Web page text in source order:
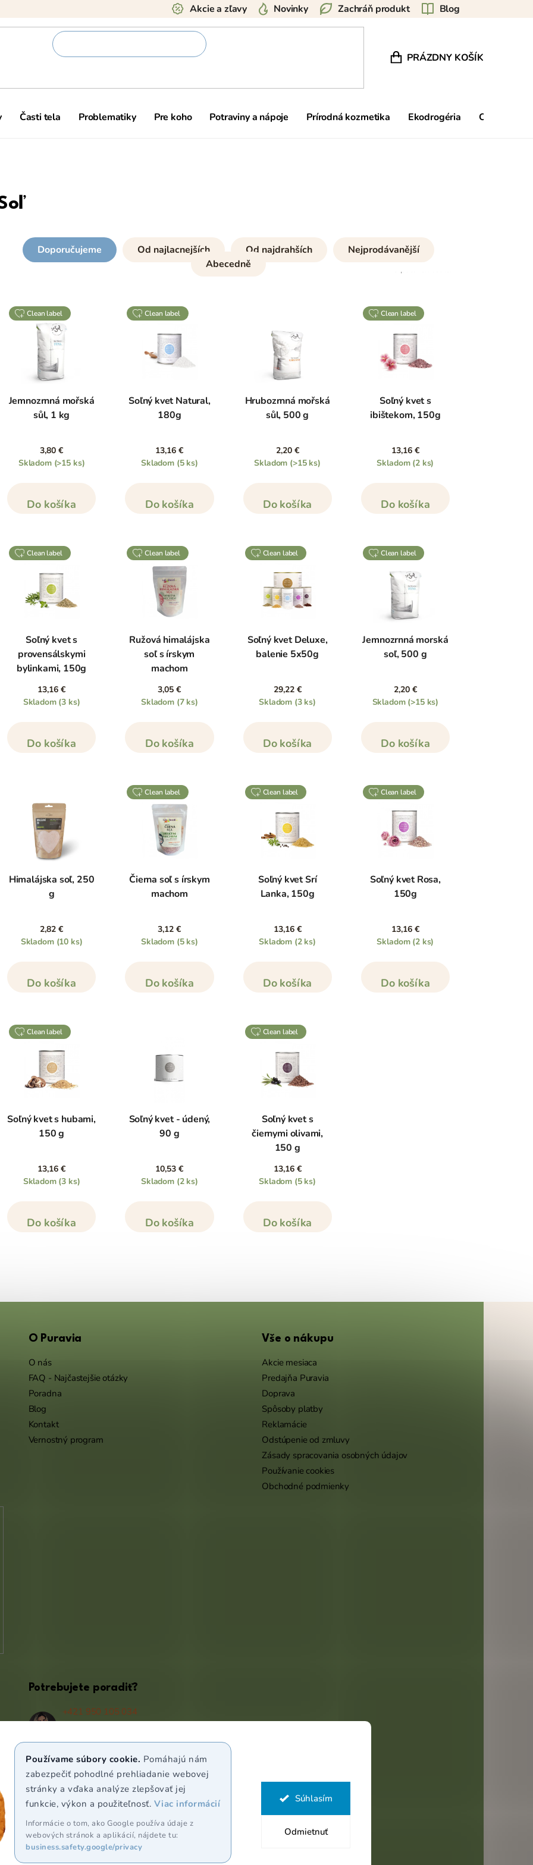
Používame súbory cookie. Pomáhajú nám
zabezpečiť pohodlné prehliadanie webovej
stránky a vďaka analýze zlepšovať jej
funkcie, výkon a použiteľnosť. Viac informácií
Informácie o tom, ako Google používa údaje z
webových stránok a aplikácií, nájdete tu:
business.safety.google/privacy
Odmietnuť
Súhlasím
Blog
Zachráň produkt
Novinky
Akcie a zľavy
NÁKUPNÝ KOŠÍK
PRÁZDNY KOŠÍK
Časti tela Problematiky Pre koho Potraviny a nápoje Prírodná kozmetika Ekodrogéria Ostatné
Doporučujeme Od najlacnejších Od najdrahších
Nejprodávanější
Abecedně
clean label
Jemnozrnná mořská
sůl, 1 kg
3,80 €
Skladom (>15 ks)
Do košíka
clean label
Soľný kvet Natural,
180g
13,16 €
Skladom (5 ks)
Do košíka
Hrubozrnná mořská
sůl, 500 g
2,20 €
Skladom (>15 ks)
Do košíka
clean label
Soľný kvet s
ibištekom, 150g
13,16 €
Skladom (2 ks)
Do košíka
clean label
Soľný kvet s
provensálskymi
bylinkami, 150g
13,16 €
Skladom (3 ks)
Do košíka
clean label
Ružová himalájska
soľ s írskym
machom
3,05 €
Skladom (7 ks)
Do košíka
clean label
Soľný kvet Deluxe,
balenie 5x50g
29,22 €
Skladom (3 ks)
Do košíka
clean label
Jemnozrnná morská
soľ, 500 g
2,20 €
Skladom (>15 ks)
Do košíka
Himalájska soľ, 250
g
2,82 €
Skladom (10 ks)
Do košíka
clean label
Čierna soľ s írskym
machom
3,12 €
Skladom (5 ks)
Do košíka
clean label
Soľný kvet Srí
Lanka, 150g
13,16 €
Skladom (2 ks)
Do košíka
clean label
Soľný kvet Rosa,
150g
13,16 €
Skladom (2 ks)
Do košíka
clean label
Soľný kvet s hubami,
150 g
13,16 €
Skladom (3 ks)
Do košíka
Soľný kvet - údený,
90 g
10,53 €
Skladom (2 ks)
Do košíka
clean label
Soľný kvet s
čiernymi olivami,
150 g
13,16 €
Skladom (5 ks)
Do košíka
O Puravia
O nás
FAQ - Najčastejšie otázky
Poradna
Blog
Kontakt
Vernostný program
Vše o nákupu
Akcie mesiaca
Predajňa Puravia
Doprava
Spôsoby platby
Reklamácie
Odstúpenie od zmluvy
Zásady spracovania osobných údajov
Používanie cookies
Obchodné podmienky
Potrebujete poradiť?
+421 950 105 034
info@puravia.sk
WhatsApp